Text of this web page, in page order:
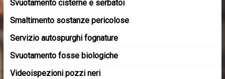
Svuotamento cisterne e serbatoi
Smaltimento sostanze pericolose
Servizio autospurghi fognature
Svuotamento fosse biologiche
Videoispezioni pozzi neri